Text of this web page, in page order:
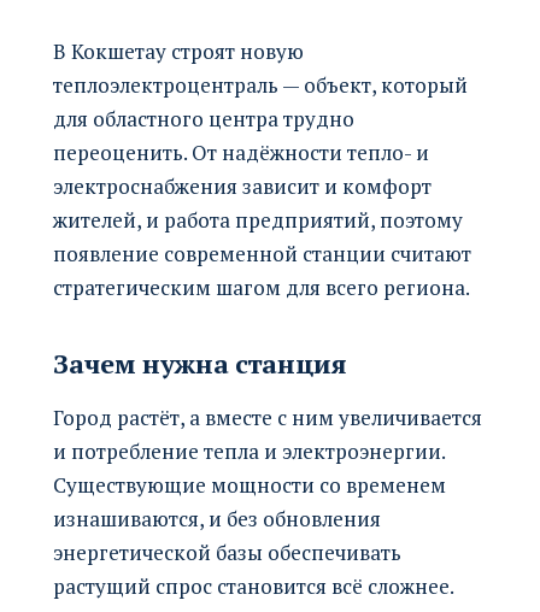
В Кокшетау строят новую
теплоэлектроцентраль — объект, который
для областного центра трудно
переоценить. От надёжности тепло- и
электроснабжения зависит и комфорт
жителей, и работа предприятий, поэтому
появление современной станции считают
стратегическим шагом для всего региона.
Зачем нужна станция
Город растёт, а вместе с ним увеличивается
и потребление тепла и электроэнергии.
Существующие мощности со временем
изнашиваются, и без обновления
энергетической базы обеспечивать
растущий спрос становится всё сложнее.